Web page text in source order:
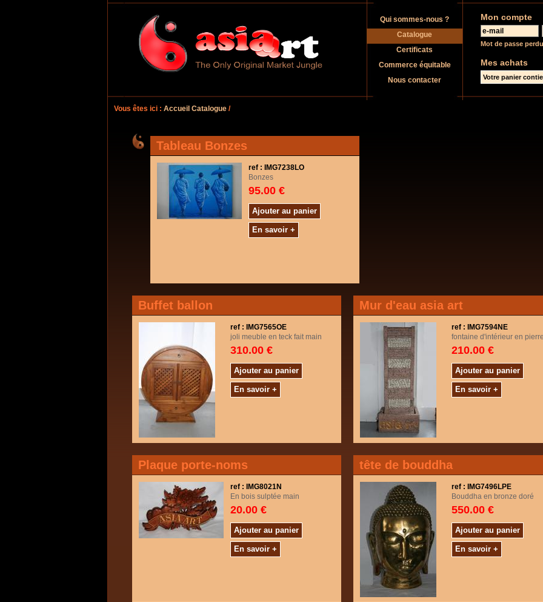
Qui sommes-nous ?
Catalogue
Certificats
Commerce équitable
Nous contacter
Mon compte
Mot de passe
Mes achats
Votre panier
Vous êtes ici : Accueil Catalogue /
Tableau Bonzes
ref : IMG7238LO
Bonzes
95.00 €
Ajouter au panier
En savoir +
Buffet ballon
ref : IMG7565OE
joli meuble en teck fait main
310.00 €
Ajouter au panier
En savoir +
Mur d'eau asia art
ref : IMG7594NE
fontaine d'intérieur en
210.00 €
Ajouter au panier
En savoir +
Plaque porte-noms
ref : IMG8021N
En bois sulptée main
20.00 €
Ajouter au panier
En savoir +
tête de bouddha
ref : IMG7496LPE
Bouddha en bronze doré
550.00 €
Ajouter au panier
En savoir +